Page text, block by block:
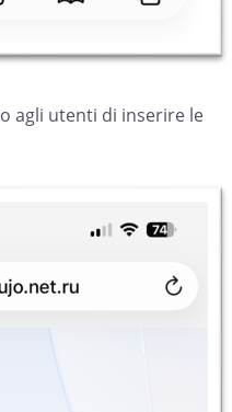
agli utenti di inserire le